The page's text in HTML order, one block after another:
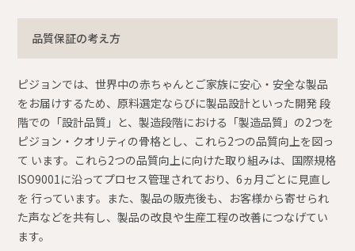
品質保証の考え方
ピジョンでは、世界中の赤ちゃんとご家族に安心・安全な製品
をお届けするため、原料選定ならびに製品設計といった開発 段
階での「設計品質」と、製造段階における「製造品質」の2つを
ピジョン・クオリティの骨格とし、これら2つの品質向上を図っ
て います。これら2つの品質向上に向けた取り組みは、国際規格
ISO9001に沿ってプロセス管理されており、6ヵ月ごとに見直し
を 行っています。また、製品の販売後も、お客様から寄せられ
た声などを共有し、製品の改良や生産工程の改善につなげてい
ます。